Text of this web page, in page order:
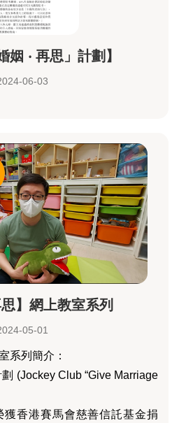
姻 ‧ 再思」計劃】
06-03
思】網上教室系列
05-01
系列簡介：
(Jockey Club “Give Marriage
香港賽馬會慈善信託基金捐